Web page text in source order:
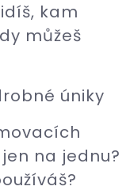
kam
můžeš
úniky
na jednu?